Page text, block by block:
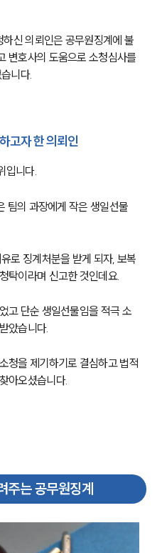
신 의뢰인은 공무원징계에 불
변호사의 도움으로 소청심사를
니다.
고자 한 의뢰인
입니다.
팀의 과장에게 작은 생일선물
로 징계처분을 받게 되자, 보복
탁이라며 신고한 것인데요.
고 단순 생일선물임을 적극 소
았습니다.
청을 제기하기로 결심하고 법적
아오셨습니다.
주는 공무원징계